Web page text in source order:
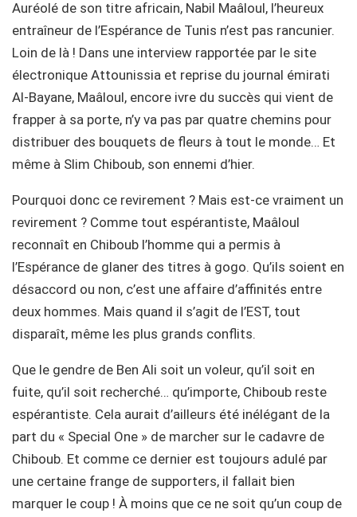
Auréolé de son titre africain, Nabil Maâloul, l’heureux
entraîneur de l’Espérance de Tunis n’est pas rancunier.
Loin de là ! Dans une interview rapportée par le site
électronique Attounissia et reprise du journal émirati
Al-Bayane, Maâloul, encore ivre du succès qui vient de
frapper à sa porte, n’y va pas par quatre chemins pour
distribuer des bouquets de fleurs à tout le monde… Et
même à Slim Chiboub, son ennemi d’hier.
Pourquoi donc ce revirement ? Mais est-ce vraiment un
revirement ? Comme tout espérantiste, Maâloul
reconnaît en Chiboub l’homme qui a permis à
l’Espérance de glaner des titres à gogo. Qu’ils soient en
désaccord ou non, c’est une affaire d’affinités entre
deux hommes. Mais quand il s’agit de l’EST, tout
disparaît, même les plus grands conflits.
Que le gendre de Ben Ali soit un voleur, qu’il soit en
fuite, qu’il soit recherché… qu’importe, Chiboub reste
espérantiste. Cela aurait d’ailleurs été inélégant de la
part du « Special One » de marcher sur le cadavre de
Chiboub. Et comme ce dernier est toujours adulé par
une certaine frange de supporters, il fallait bien
marquer le coup ! À moins que ce ne soit qu’un coup de